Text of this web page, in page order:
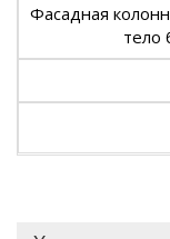
Фасадная
тело